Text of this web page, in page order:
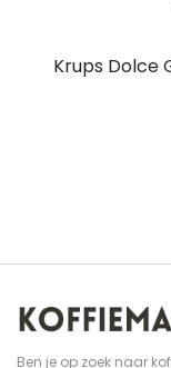
Krups Dolce
Ben je op zoek naar